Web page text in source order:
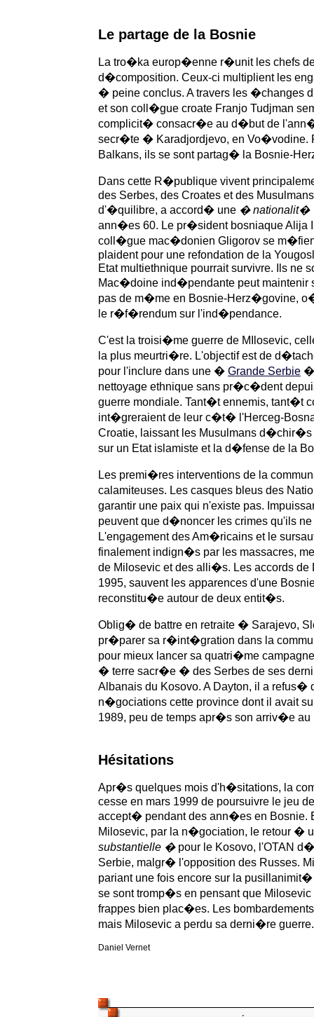
Le partage de la Bosnie
La tro�ka europ�enne r�unit les chefs
d�composition. Ceux-ci multiplient les
� peine conclus. A travers les �changes
et son coll�gue croate Franjo Tudjman
complicit� consacr�e au d�but de
secr�te � Karadjordjevo, en Vo�vodine.
Balkans, ils se sont partag� la Bosnie-
Dans cette R�publique vivent
des Serbes, des Croates et des
d'�quilibre, a accord� une �
ann�es 60. Le pr�sident bosniaque Alija
coll�gue mac�donien Gligorov se
plaident pour une refondation de la
Etat multiethnique pourrait survivre. Ils ne
Mac�doine ind�pendante peut
pas de m�me en Bosnie-Herz�govine,
le r�f�rendum sur l'ind�pendance.
C'est la troisi�me guerre de MIlosevic,
la plus meurtri�re. L'objectif est de
pour l'inclure dans une � Grande Serbie
nettoyage ethnique sans pr�c�dent
guerre mondiale. Tant�t ennemis, tant�t
int�greraient de leur c�t� l'Herceg-
Croatie, laissant les Musulmans d�chir�s
sur un Etat islamiste et la d�fense de la
Les premi�res interventions de la
calamiteuses. Les casques bleus des
garantir une paix qui n'existe pas.
peuvent que d�noncer les crimes qu'ils
L'engagement des Am�ricains et le
finalement indign�s par les massacres,
de Milosevic et des alli�s. Les accords de
1995, sauvent les apparences d'une
reconstitu�e autour de deux entit�s.
Oblig� de battre en retraite � Sarajevo,
pr�parer sa r�int�gration dans la
pour mieux lancer sa quatri�me
� terre sacr�e � des Serbes de ses
Albanais du Kosovo. A Dayton, il a refus�
n�gociations cette province dont il avait
1989, peu de temps apr�s son arriv�e au
Hésitations
Apr�s quelques mois d'h�sitations, la
cesse en mars 1999 de poursuivre le jeu
accept� pendant des ann�es en
Milosevic, par la n�gociation, le retour �
substantielle �pour le Kosovo, l'OTAN
Serbie, malgr� l'opposition des Russes.
pariant une fois encore sur la
se sont tromp�s en pensant que
frappes bien plac�es. Les
mais Milosevic a perdu sa derni�re guerre.
Daniel Vernet